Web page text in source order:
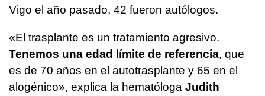
Vigo el año pasado, 42 fueron autólogos.
«El trasplante es un tratamiento agresivo.
Tenemos una edad límite de referencia, que
es de 70 años en el autotrasplante y 65 en el
alogénico», explica la hematóloga Judith